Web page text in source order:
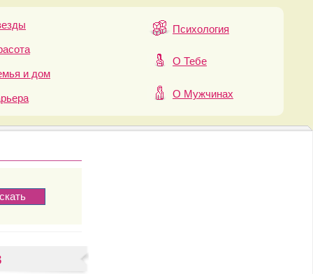
и дом
Психология
О Тебе
О Мужчинах